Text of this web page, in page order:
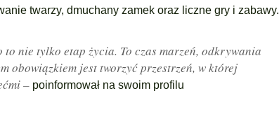
twarzy, dmuchany zamek oraz liczne gry i zabawy.
nie tylko etap życia. To czas marzeń, odkrywania
obowiązkiem jest tworzyć przestrzeń, w której
– poinformował na swoim profilu